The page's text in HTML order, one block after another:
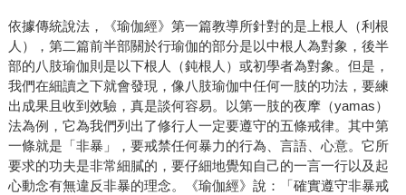
依據傳統說法，《瑜伽經》第一篇教導所針對的是上根人（利根
人），第二篇前半部關於行瑜伽的部分是以中根人為對象，後半
部的八肢瑜伽則是以下根人（鈍根人）或初學者為對象。但是，
我們在細讀之下就會發現，像八肢瑜伽中任何一肢的功法，要練
出成果且收到效驗，真是談何容易。以第一肢的夜摩（yamas）
法為例，它為我們列出了修行人一定要遵守的五條戒律。其中第
一條就是「非暴」，要戒禁任何暴力的行為、言語、心意。它所
要求的功夫是非常細膩的，要仔細地覺知自己的一言一行以及起
心動念有無違反非暴的理念。《瑜伽經》說：「確實遵守非暴戒